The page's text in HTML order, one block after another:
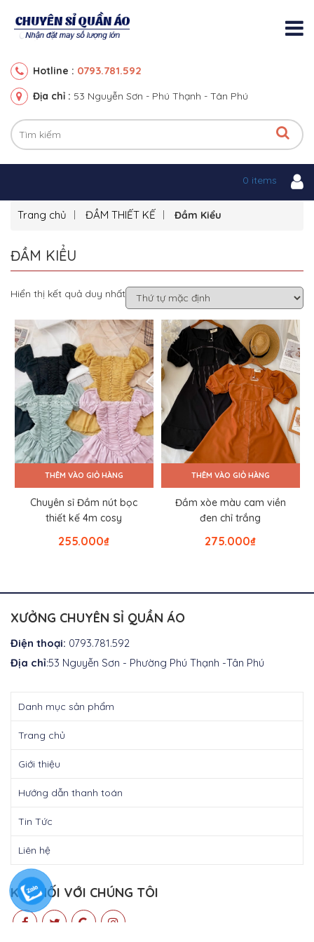
Hotline : 0793.781.592
Địa chỉ : 53 Nguyễn Sơn - Phú Thạnh - Tân Phú
0 items
Trang chủ ĐẦM THIẾT KẾ Đầm Kiểu
ĐẦM KIỂU
Hiển thị kết quả duy nhất
THÊM VÀO GIỎ HÀNG
Chuyên sỉ Đầm nút bọc
thiết kế 4m cosy
₫
255.000
THÊM VÀO GIỎ HÀNG
Đầm xòe màu cam viền
đen chỉ trắng
₫
275.000
XƯỞNG CHUYÊN SỈ QUẦN ÁO
Điện thoại: 0793.781.592
Địa chỉ:53 Nguyễn Sơn - Phường Phú Thạnh -Tân Phú
Danh mục sản phẩm
Trang chủ
Giới thiệu
Hướng dẫn thanh toán
Tin Tức
Liên hệ
KẾT NỐI VỚI CHÚNG TÔI